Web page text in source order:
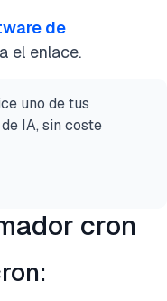
de
el enlace.
uno de tus
IA, sin coste
cron